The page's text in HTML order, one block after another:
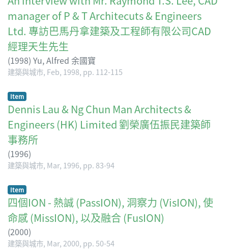
manager of P & T Architecuts & Engineers
Ltd. 專訪巴馬丹拿建築及工程師有限公司CAD
經理天生先生
(1998) Yu, Alfred 余國寶
建築與城市, Feb, 1998, pp. 112-115
Item
Dennis Lau & Ng Chun Man Architects &
Engineers (HK) Limited 劉榮廣伍振民建築師
事務所
(1996)
建築與城市, Mar, 1996, pp. 83-94
Item
四個ION - 熱誠 (PassION), 洞察力 (VisION), 使
命感 (MissION), 以及融合 (FusION)
(2000)
建築與城市, Mar, 2000, pp. 50-54